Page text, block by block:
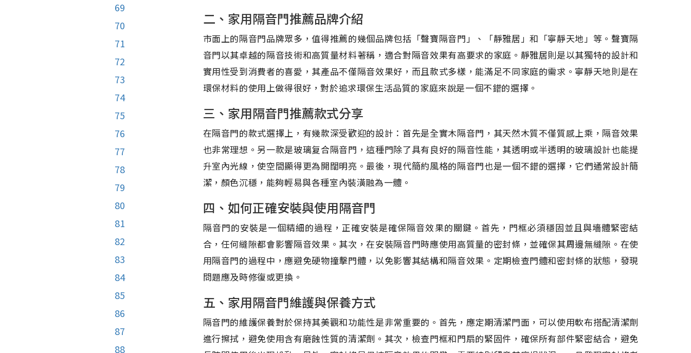
69
70
71
72
73
74
75
76
77
78
79
80
81
82
83
84
85
86
87
88
二、家用隔音門推薦品牌介紹
市面上的隔音門品牌眾多，值得推薦的幾個品牌包括「聲寶隔音門」、「靜雅居」和「寧靜天地」等。聲寶隔
音門以其卓越的隔音技術和高質量材料著稱，適合對隔音效果有高要求的家庭。靜雅居則是以其獨特的設計和
實用性受到消費者的喜愛，其產品不僅隔音效果好，而且款式多樣，能滿足不同家庭的需求。寧靜天地則是在
環保材料的使用上做得很好，對於追求環保生活品質的家庭來說是一個不錯的選擇。
三、家用隔音門推薦款式分享
在隔音門的款式選擇上，有幾款深受歡迎的設計：首先是全實木隔音門，其天然木質不僅質感上乘，隔音效果
也非常理想。另一款是玻璃复合隔音門，這種門除了具有良好的隔音性能，其透明或半透明的玻璃設計也能提
升室內光線，使空間顯得更為開闊明亮。最後，現代簡約風格的隔音門也是一個不錯的選擇，它們通常設計簡
潔，顏色沉穩，能夠輕易與各種室內裝潢融為一體。
四、如何正確安裝與使用隔音門
隔音門的安裝是一個精細的過程，正確安裝是確保隔音效果的關鍵。首先，門框必須穩固並且與墻體緊密結
合，任何縫隙都會影響隔音效果。其次，在安裝隔音門時應使用高質量的密封條，並確保其周邊無縫隙。在使
用隔音門的過程中，應避免硬物撞擊門體，以免影響其結構和隔音效果。定期檢查門體和密封條的狀態，發現
問題應及時修復或更換。
五、家用隔音門維護與保養方式
隔音門的維護保養對於保持其美觀和功能性是非常重要的。首先，應定期清潔門面，可以使用軟布搭配清潔劑
進行擦拭，避免使用含有磨蝕性質的清潔劑。其次，檢查門框和門扇的緊固件，確保所有部件緊密結合，避免